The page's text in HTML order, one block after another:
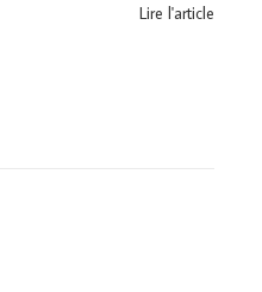
Lire l'article